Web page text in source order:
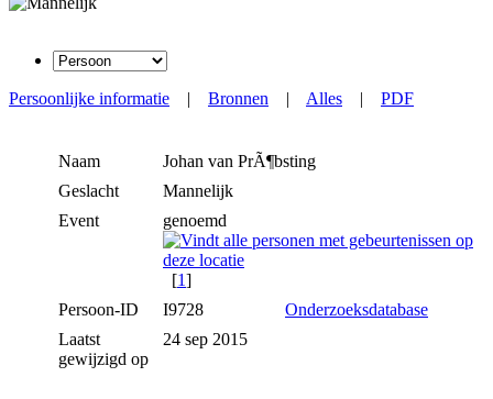
Persoonlijke informatie | Bronnen | Alles | PDF
Naam Johan van PrÃ¶bsting
Geslacht
Mannelijk
Event
genoemd
[1]
Persoon-ID
I9728
Onderzoeksdatabase
Laatst
gewijzigd op
24 sep 2015